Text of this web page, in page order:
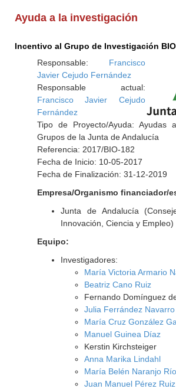
Ayuda a la investigación
Incentivo al Grupo de Investigación
Responsable: Francisco
Javier Cejudo Fernández
Responsable actual:
Francisco Javier Cejudo
Fernández
Tipo de Proyecto/Ayuda: Ayudas
Grupos de la Junta de Andalucía
Referencia: 2017/BIO-182
Fecha de Inicio: 10-05-2017
Fecha de Finalización: 31-12-2019
Empresa/Organismo financiador/
Junta de Andalucía
Innovación, Ciencia y Empleo)
Equipo:
Investigadores:
María Victoria Armario
Beatriz Cano Ruiz
Fernando Domínguez
Julia Ferrández Navarro
María Cruz González
Manuel Guinea Díaz
Kerstin Kirchsteiger
Anna Marika Lindahl
María Belén Naranjo
Juan Manuel Pérez Ruiz